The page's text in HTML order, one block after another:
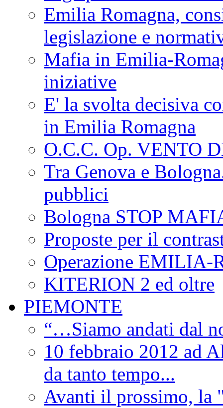
Emilia Romagna,
legislazione e
Mafia in Emilia-
iniziative
E' la svolta decisiva
in Emilia Romagna
O.C.C. Op. VENTO
Tra Genova e
pubblici
Bologna STOP
Proposte per il
Operazione EMILIA-
KITERION 2 ed oltre
PIEMONTE
“…Siamo andati dal
10 febbraio 2012 ad
da tanto tempo...
Avanti il prossimo, la